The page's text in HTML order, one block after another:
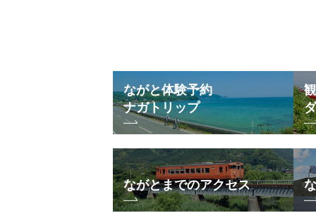
ながと体験予約
ナガトリップ
ながとまでのアクセス